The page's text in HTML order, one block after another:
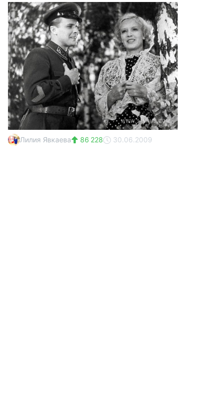
Лилия Явкаева 86 228 30.06.2009